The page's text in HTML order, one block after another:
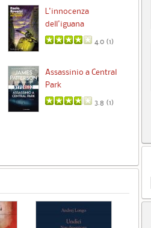
L'innocenza
dell'iguana
4.0 (1)
Assassinio a Central
Park
3.8 (1)